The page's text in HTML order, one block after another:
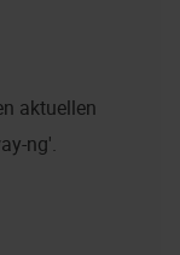
aktuellen
ng'.